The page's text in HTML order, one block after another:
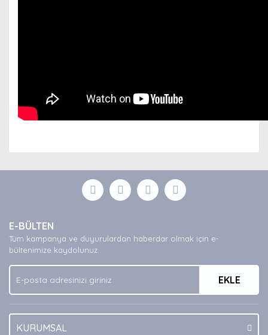
Yorum Yaz
formunu kullanarak tarafımıza iletebilirsiniz.
Görüş ve önerileriniz için teşekkür ederiz.
Ürün açıklamasında eksik bilgiler bulunuyor.
Ürün bilgilerinde hatalar bulunuyor.
Ürün fiyatı diğer sitelerden daha pahalı.
Bu ürüne benzer farklı alternatifler olmalı.
E-BÜLTEN
Tüm kampanya ve duyurulardan haberdar olmak için e-
bültenimize kaydolunuz.
EKLE
KURUMSAL